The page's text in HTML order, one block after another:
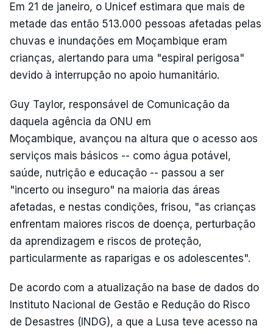
Em 21 de janeiro, o Unicef estimara que mais de
metade das então 513.000 pessoas afetadas pelas
chuvas e inundações em Moçambique eram
crianças, alertando para uma "espiral perigosa"
devido à interrupção no apoio humanitário.
Guy Taylor, responsável de Comunicação da
daquela agência da ONU em
Moçambique, avançou na altura que o acesso aos
serviços mais básicos -- como água potável,
saúde, nutrição e educação -- passou a ser
"incerto ou inseguro" na maioria das áreas
afetadas, e nestas condições, frisou, "as crianças
enfrentam maiores riscos de doença, perturbação
da aprendizagem e riscos de proteção,
particularmente as raparigas e os adolescentes".
De acordo com a atualização na base de dados do
Instituto Nacional de Gestão e Redução do Risco
de Desastres (INDG), a que a Lusa teve acesso na